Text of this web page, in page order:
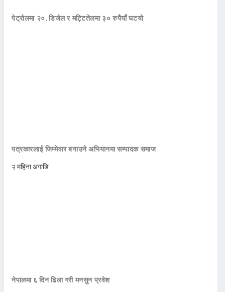
पेट्रोलमा २०, डिजेल र मट्टितेलमा ३० रुपैयाँ घटयो
पत्रकारलाई जिम्मेवार बनाउने अभियानमा सम्पादक समाज
२ महिना अगाडि
नेपालमा ६ दिन ढिला गरी मनसुन प्रवेश